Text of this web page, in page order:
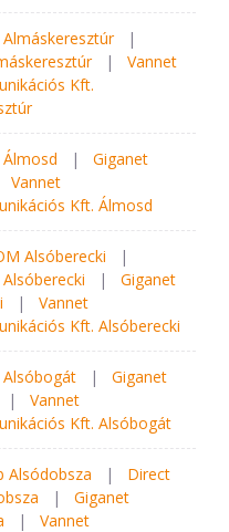
|
| Vannet
Kft.
| Giganet
Vannet
Kft. Álmosd
Alsóberecki
|
| Giganet
| Vannet
Kft. Alsóberecki
| Giganet
| Vannet
Kft. Alsóbogát
Alsódobsza | Direct
| Giganet
| Vannet